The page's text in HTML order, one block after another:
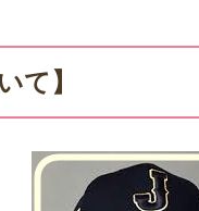
て】